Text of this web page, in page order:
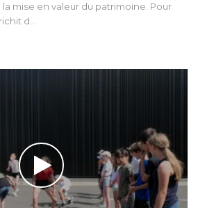
mise en valeur du patrimoine. Pour
d…